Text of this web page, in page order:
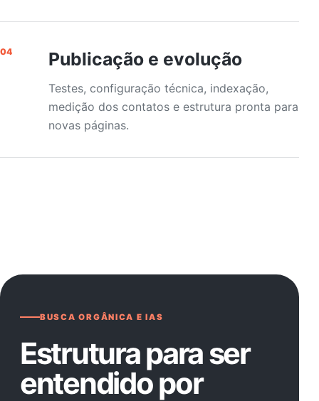
04 Publicação e evolução
Testes, configuração técnica, indexação,
medição dos contatos e estrutura pronta para
novas páginas.
BUSCA ORGÂNICA E IAS
Estrutura para ser
entendido por